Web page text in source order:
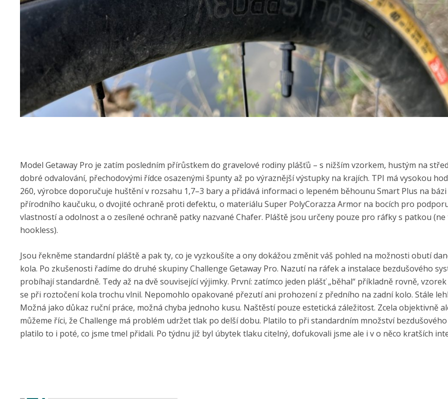
Model Getaway Pro je zatím posledním přírůstkem do gravelové rodiny plášťů – s nižším vzorkem, hustým na
dobré odvalování, přechodovými řídce osazenými špunty až po výraznější výstupky na krajích. TPI má vysokou
260, výrobce doporučuje huštění v rozsahu 1,7–3 bary a přidává informaci o lepeném běhounu Smart Plus na bázi
přírodního kaučuku, o dvojité ochraně proti defektu, o materiálu Super PolyCorazza Armor na bocích pro
vlastností a odolnost a o zesílené ochraně patky nazvané Chafer. Pláště jsou určeny pouze pro ráfky s patkou (ne
hookless).
Jsou řekněme standardní pláště a pak ty, co je vyzkoušíte a ony dokážou změnit váš pohled na možnosti obutí
kola. Po zkušenosti řadíme do druhé skupiny Challenge Getaway Pro. Nazutí na ráfek a instalace bezdušového
probíhají standardně. Tedy až na dvě související výjimky. První: zatímco jeden plášť „běhal“ příkladně rovně,
se při roztočení kola trochu vlnil. Nepomohlo opakované přezutí ani prohození z předního na zadní kolo. Stále
Možná jako důkaz ruční práce, možná chyba jednoho kusu. Naštěstí pouze estetická záležitost. Zcela objektivně
můžeme říci, že Challenge má problém udržet tlak po delší dobu. Platilo to při standardním množství
platilo to i poté, co jsme tmel přidali. Po týdnu již byl úbytek tlaku citelný, dofukovali jsme ale i v o něco kratších